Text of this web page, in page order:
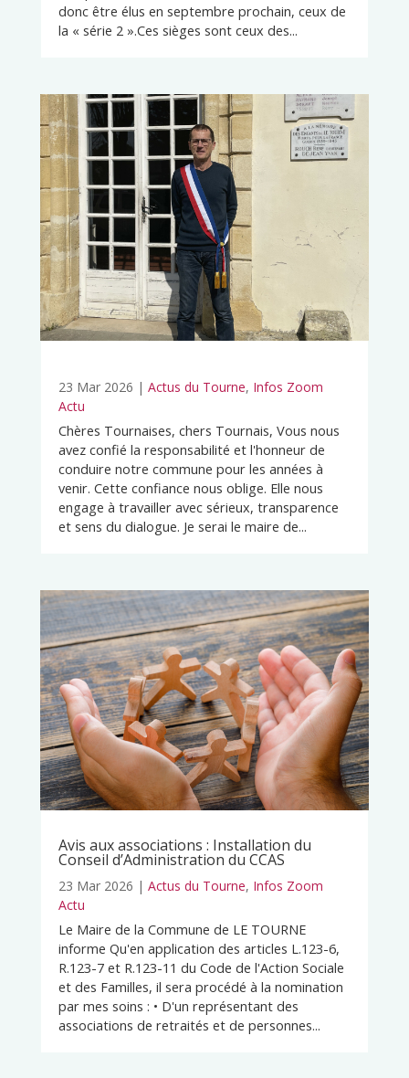
donc être élus en septembre prochain, ceux de
la « série 2 ».Ces sièges sont ceux des...
23 Mar 2026 | Actus du Tourne, Infos Zoom
Actu
Chères Tournaises, chers Tournais, Vous nous
avez confié la responsabilité et l'honneur de
conduire notre commune pour les années à
venir. Cette confiance nous oblige. Elle nous
engage à travailler avec sérieux, transparence
et sens du dialogue. Je serai le maire de...
Avis aux associations : Installation du
Conseil d’Administration du CCAS
23 Mar 2026 | Actus du Tourne, Infos Zoom
Actu
Le Maire de la Commune de LE TOURNE
informe Qu'en application des articles L.123-6,
R.123-7 et R.123-11 du Code de l'Action Sociale
et des Familles, il sera procédé à la nomination
par mes soins : • D'un représentant des
associations de retraités et de personnes...